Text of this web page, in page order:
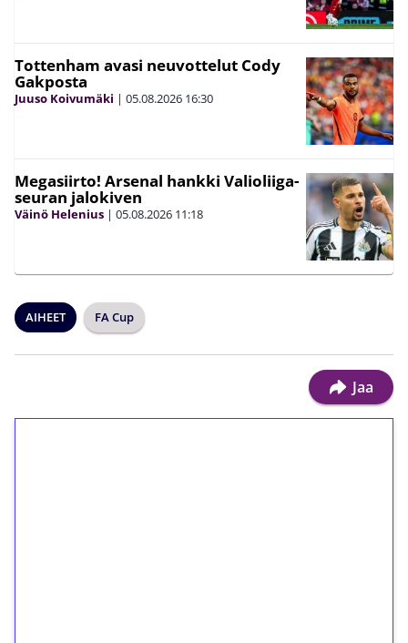
Tottenham avasi neuvottelut Cody
Gakposta
Juuso Koivumäki | 05.08.2026 16:30
Megasiirto! Arsenal hankki Valioliiga-
seuran jalokiven
Väinö Helenius | 05.08.2026 11:18
AIHEET FA Cup
Jaa